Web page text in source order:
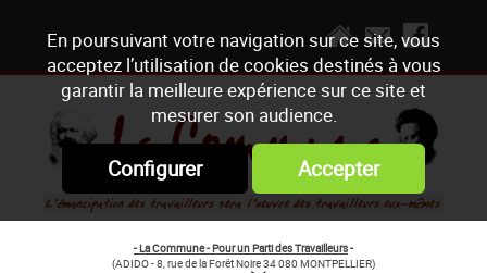
En poursuivant votre navigation sur ce site, vous
acceptez l’utilisation de cookies destinés à vous
garantir la meilleure expérience sur ce site et
mesurer son audience.
Configurer Accepter
- La Commune - Pour un Parti des Travailleurs-
(ADIDO - 8, rue de la Forêt Noire 34 080 MONTPELLIER)